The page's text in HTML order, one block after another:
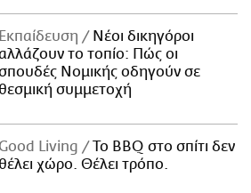
Εκπαίδευση
Νέοι δικηγόροι
το τοπίο: Πώς οι
Νομικής οδηγούν σε
θεσμική συμμετοχή
Good Living
Το BBQ στο σπίτι δεν
θέλει χώρο. Θέλει τρόπο.